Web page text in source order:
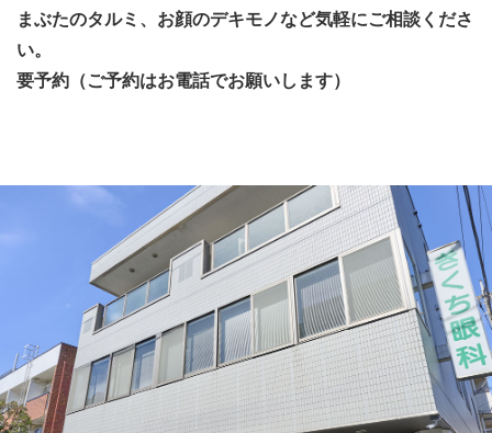
まぶたのタルミ、お顔のデキモノなど気軽にご相談くださ
い。
要予約（ご予約はお電話でお願いします）
当院は品川区眼科検診実施医療機関です。
ご予約なしでお越し頂けます。
ご質問があればお電話にてお願いします。
診療代のお支払は現金のみです。
（但し、コンタクトレンズ購入はクレジットカードをお使
いいただけます）